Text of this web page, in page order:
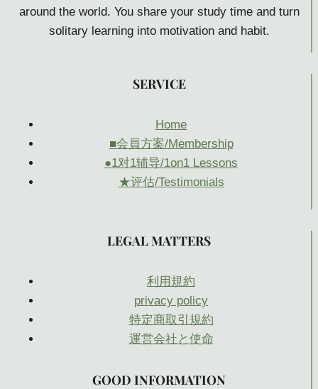
around the world. You share your study time and turn
solitary learning into motivation and habit.
SERVICE
Home
■会員方案/Membership
●1对1辅导/1on1 Lessons
★评估/Testimonials
LEGAL MATTERS
利用規約
privacy policy
特定商取引規約
運営会社と使命
GOOD INFORMATION